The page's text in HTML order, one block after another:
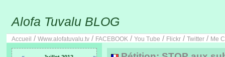
Alofa Tuvalu BLOG
Accueil / Www.alofatuvalu.tv / FACEBOOK / You Tube / Flickr / Twitter / Me